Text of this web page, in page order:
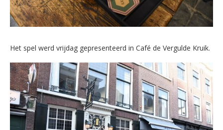
Het spel werd vrijdag gepresenteerd in Café de Vergulde Kruik.